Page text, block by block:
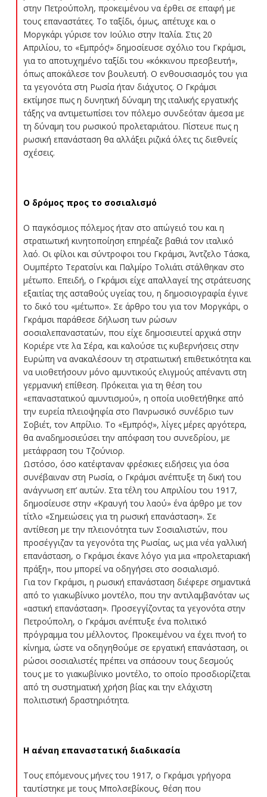
στην Πετρούπολη, προκειμένου να έρθει σε επαφή με
τους επαναστάτες. Το ταξίδι, όμως, απέτυχε και ο
Μοργκάρι γύρισε τον Ιούλιο στην Ιταλία. Στις 20
Απριλίου, το «Εμπρός!» δημοσίευσε σχόλιο του Γκράμσι,
για το αποτυχημένο ταξίδι του «κόκκινου πρεσβευτή»,
όπως αποκάλεσε τον βουλευτή. Ο ενθουσιασμός του για
τα γεγονότα στη Ρωσία ήταν διάχυτος. Ο Γκράμσι
εκτίμησε πως η δυνητική δύναμη της ιταλικής εργατικής
τάξης να αντιμετωπίσει τον πόλεμο συνδεόταν άμεσα με
τη δύναμη του ρωσικού προλεταριάτου. Πίστευε πως η
ρωσική επανάσταση θα αλλάξει ριζικά όλες τις διεθνείς
σχέσεις.
Ο δρόμος προς το σοσιαλισμό
Ο παγκόσμιος πόλεμος ήταν στο απώγειό του και η
στρατιωτική κινητοποίηση επηρέαζε βαθιά τον ιταλικό
λαό. Οι φίλοι και σύντροφοι του Γκράμσι, Άντζελο Τάσκα,
Ουμπέρτο Τερατσίνι και Παλμίρο Τολιάτι στάλθηκαν στο
μέτωπο. Επειδή, ο Γκράμσι είχε απαλλαγεί της στράτευσης
εξαιτίας της ασταθούς υγείας του, η δημοσιογραφία έγινε
το δικό του «μέτωπο». Σε άρθρο του για τον Μοργκάρι, ο
Γκράμσι παράθεσε δήλωση των ρώσων
σοσιαλεπαναστατών, που είχε δημοσιευτεί αρχικά στην
Κοριέρε ντε λα Σέρα, και καλούσε τις κυβερνήσεις στην
Ευρώπη να ανακαλέσουν τη στρατιωτική επιθετικότητα και
να υιοθετήσουν μόνο αμυντικούς ελιγμούς απέναντι στη
γερμανική επίθεση. Πρόκειται για τη θέση του
«επαναστατικού αμυντισμού», η οποία υιοθετήθηκε από
την ευρεία πλειοψηφία στο Πανρωσικό συνέδριο των
Σοβιέτ, τον Απρίλιο. Το «Εμπρός!», λίγες μέρες αργότερα,
θα αναδημοσιεύσει την απόφαση του συνεδρίου, με
μετάφραση του Τζούνιορ.
Ωστόσο, όσο κατέφταναν φρέσκιες ειδήσεις για όσα
συνέβαιναν στη Ρωσία, ο Γκράμσι ανέπτυξε τη δική του
ανάγνωση επ’ αυτών. Στα τέλη του Απριλίου του 1917,
δημοσίευσε στην «Κραυγή του λαού» ένα άρθρο με τον
τίτλο «Σημειώσεις για τη ρωσική επανάσταση». Σε
αντίθεση με την πλειονότητα των Σοσιαλιστών, που
προσέγγιζαν τα γεγονότα της Ρωσίας, ως μια νέα γαλλική
επανάσταση, ο Γκράμσι έκανε λόγο για μια «προλεταριακή
πράξη», που μπορεί να οδηγήσει στο σοσιαλισμό.
Για τον Γκράμσι, η ρωσική επανάσταση διέφερε σημαντικά
από το γιακωβίνικο μοντέλο, που την αντιλαμβανόταν ως
«αστική επανάσταση». Προσεγγίζοντας τα γεγονότα στην
Πετρούπολη, ο Γκράμσι ανέπτυξε ένα πολιτικό
πρόγραμμα του μέλλοντος. Προκειμένου να έχει πνοή το
κίνημα, ώστε να οδηγηθούμε σε εργατική επανάσταση, οι
ρώσοι σοσιαλιστές πρέπει να σπάσουν τους δεσμούς
τους με το γιακωβίνικο μοντέλο, το οποίο προσδιορίζεται
από τη συστηματική χρήση βίας και την ελάχιστη
πολιτιστική δραστηριότητα.
Η αέναη επαναστατική διαδικασία
Τους επόμενους μήνες του 1917, ο Γκράμσι γρήγορα
ταυτίστηκε με τους Μπολσεβίκους, θέση που